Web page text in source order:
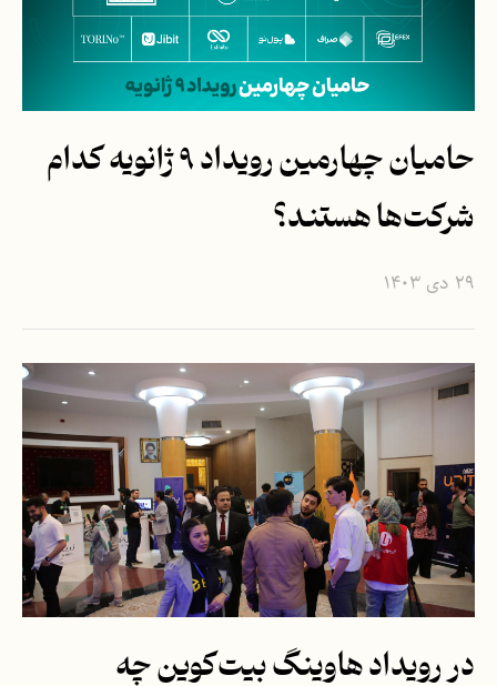
حامیان چهارمین رویداد ۹ ژانویه کدام
شرکت‌ها هستند؟
۲۹ دی ۱۴۰۳
در رویداد هاوینگ بیت‌کوین چه